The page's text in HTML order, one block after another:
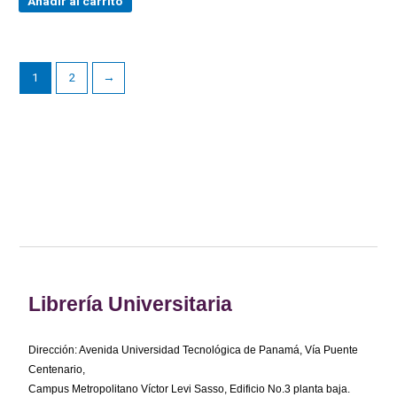
1 2 →
Librería Universitaria
Dirección: Avenida Universidad Tecnológica de Panamá, Vía Puente
Centenario,
Campus Metropolitano Víctor Levi Sasso, Edificio No.3 planta baja.